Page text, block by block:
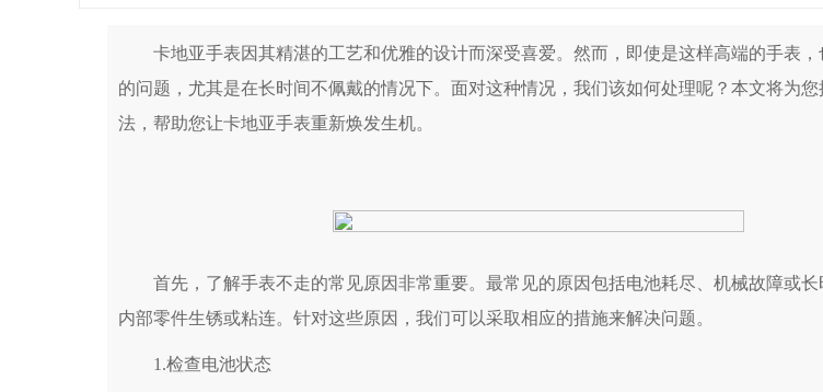
卡地亚手表因其精湛的工艺和优雅的设计而深受喜爱。然而，即使是这样高端的手表，
的问题，尤其是在长时间不佩戴的情况下。面对这种情况，我们该如何处理呢？本文将为
法，帮助您让卡地亚手表重新焕发生机。
首先，了解手表不走的常见原因非常重要。最常见的原因包括电池耗尽、机械故障或长
内部零件生锈或粘连。针对这些原因，我们可以采取相应的措施来解决问题。
1.检查电池状态